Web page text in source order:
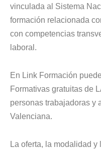
vinculada al Sistema
formación relacionada
con competencias
laboral.
En Link Formación
Formativas gratuitas de
personas trabajadoras y
Valenciana.
La oferta, la modalidad